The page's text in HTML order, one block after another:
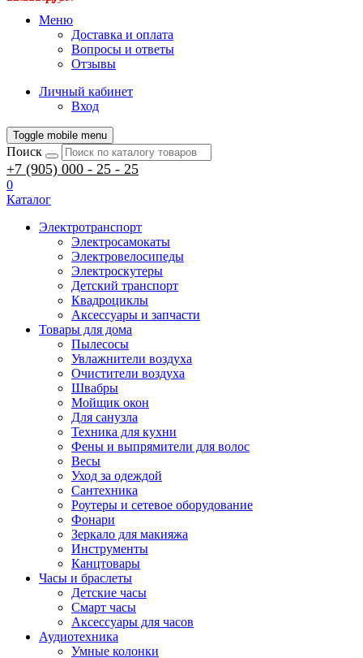
Меню
Доставка и оплата
Вопросы и ответы
Отзывы
Личный кабинет
Вход
Toggle mobile menu
Поиск
+7 (905) 000 - 25 - 25
0
Каталог
Электротранспорт
Электросамокаты
Электровелосипеды
Электроскутеры
Детский транспорт
Квадроциклы
Аксессуары и запчасти
Товары для дома
Пылесосы
Увлажнители воздуха
Очистители воздуха
Швабры
Мойщик окон
Для санузла
Техника для кухни
Фены и выпрямители для волос
Весы
Уход за одеждой
Сантехника
Роутеры и сетевое оборудование
Фонари
Зеркало для макияжа
Инструменты
Канцтовары
Часы и браслеты
Детские часы
Смарт часы
Аксессуары для часов
Аудиотехника
Умные колонки